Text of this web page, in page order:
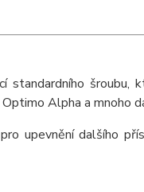
šroubu,
Alpha a mnoho
upevnění dalšího